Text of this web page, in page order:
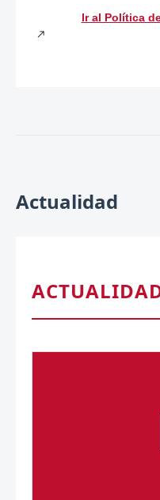
Ir al Política
Actualidad